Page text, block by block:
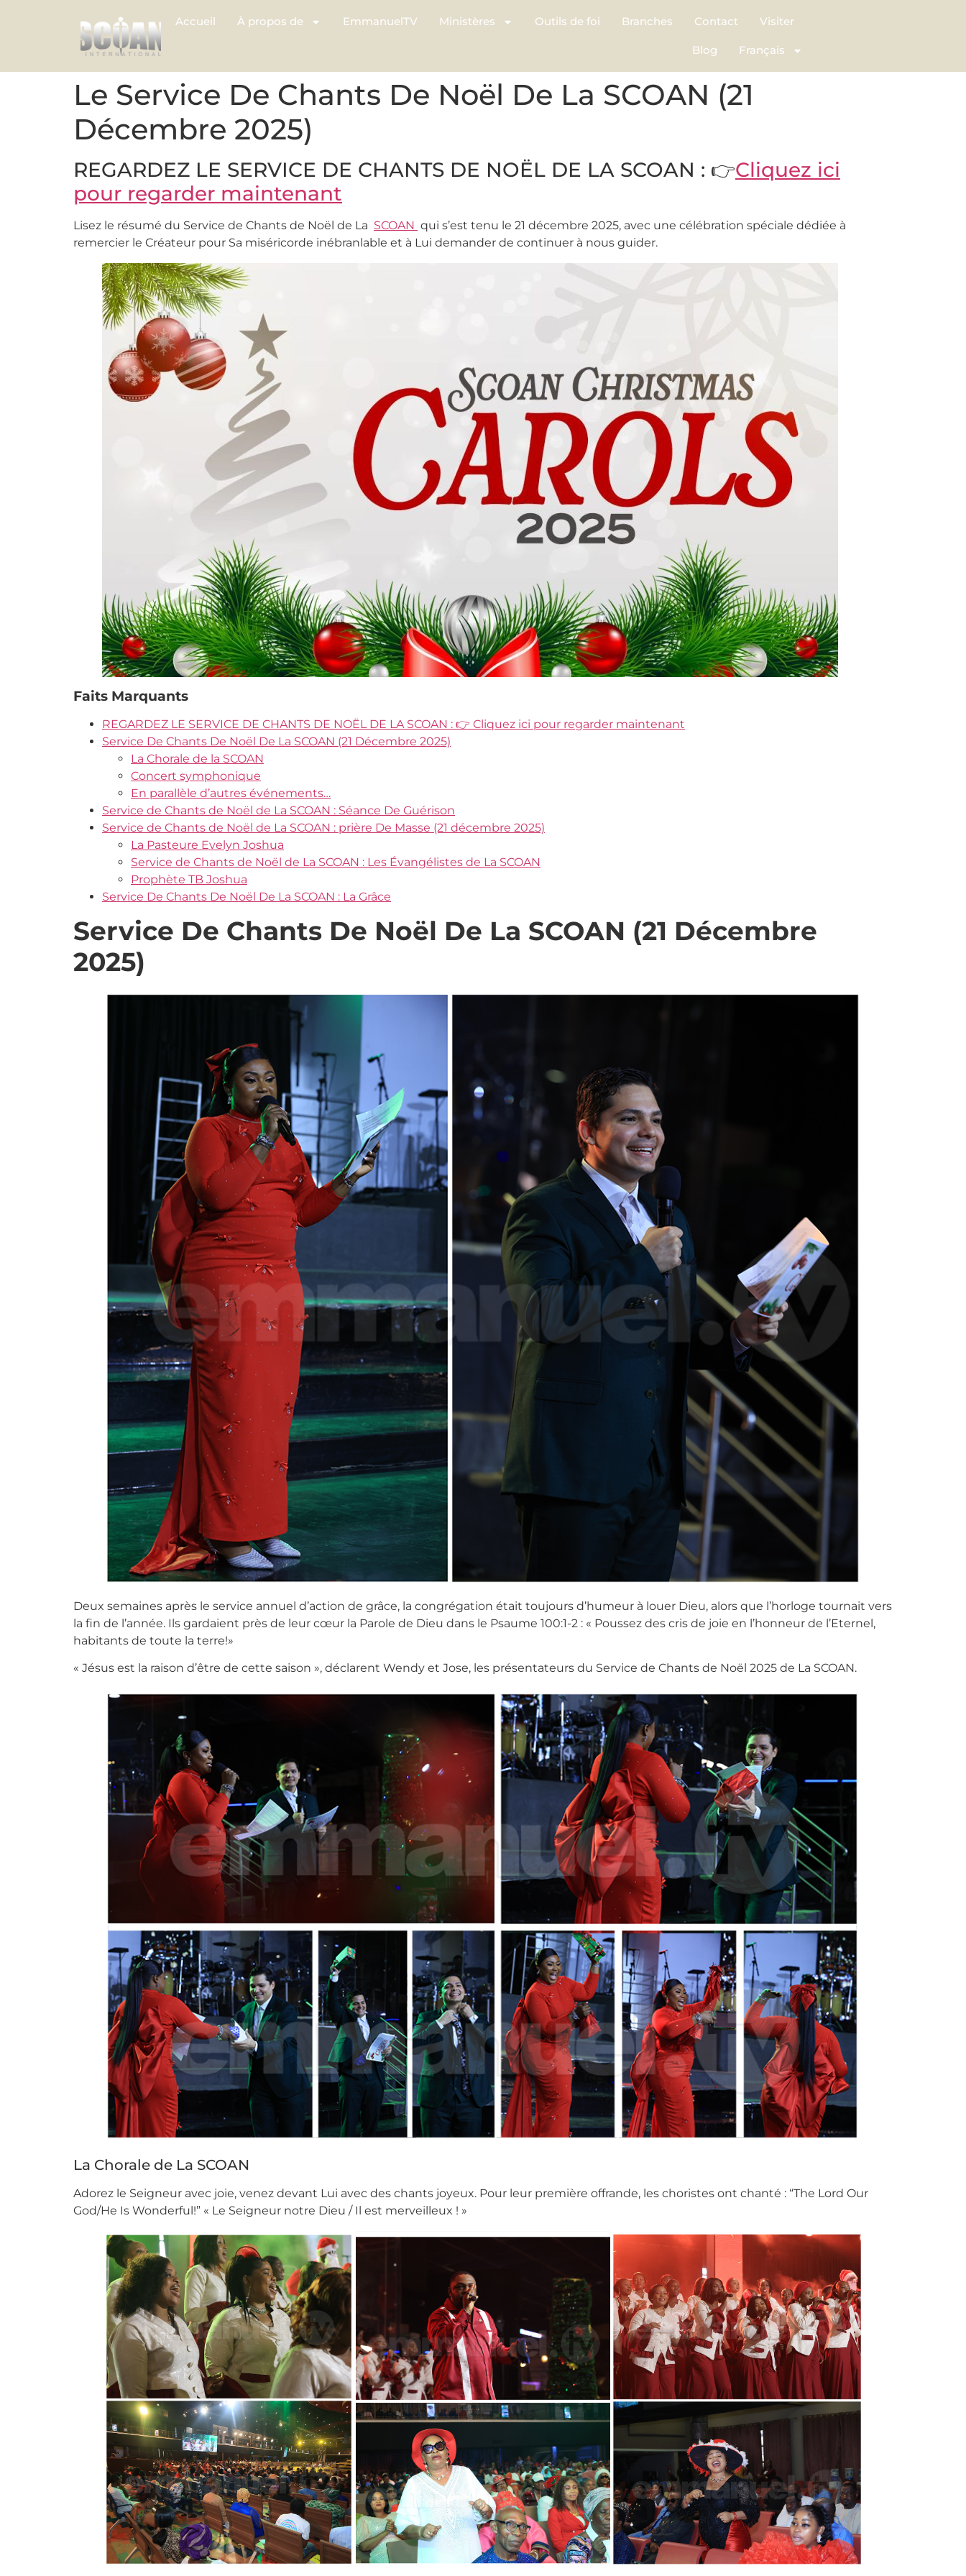
Accueil À propos de EmmanuelTV Ministères Outils de foi Branches Contact Visiter
Blog Français
Le Service De Chants De Noël De La SCOAN (21
Décembre 2025)
REGARDEZ LE SERVICE DE CHANTS DE NOËL DE LA SCOAN : 👉Cliquez ici
pour regarder maintenant
Lisez le résumé du Service de Chants de Noël de La SCOAN qui s’est tenu le 21 décembre 2025, avec une célébration spéciale dédiée à
remercier le Créateur pour Sa miséricorde inébranlable et à Lui demander de continuer à nous guider.
Faits Marquants
REGARDEZ LE SERVICE DE CHANTS DE NOËL DE LA SCOAN : 👉 Cliquez ici pour regarder maintenant
Service De Chants De Noël De La SCOAN (21 Décembre 2025)
La Chorale de la SCOAN
Concert symphonique
En parallèle d’autres événements…
Service de Chants de Noël de La SCOAN : Séance De Guérison
Service de Chants de Noël de La SCOAN : prière De Masse (21 décembre 2025)
La Pasteure Evelyn Joshua
Service de Chants de Noël de La SCOAN : Les Évangélistes de La SCOAN
Prophète TB Joshua
Service De Chants De Noël De La SCOAN : La Grâce
Service De Chants De Noël De La SCOAN (21 Décembre
2025)
Deux semaines après le service annuel d’action de grâce, la congrégation était toujours d’humeur à louer Dieu, alors que l’horloge tournait vers
la fin de l’année. Ils gardaient près de leur cœur la Parole de Dieu dans le Psaume 100:1-2 : « Poussez des cris de joie en l’honneur de l’Eternel,
habitants de toute la terre!»
« Jésus est la raison d’être de cette saison », déclarent Wendy et Jose, les présentateurs du Service de Chants de Noël 2025 de La SCOAN.
La Chorale de La SCOAN
Adorez le Seigneur avec joie, venez devant Lui avec des chants joyeux. Pour leur première offrande, les choristes ont chanté : “The Lord Our
God/He Is Wonderful!” « Le Seigneur notre Dieu / Il est merveilleux ! »